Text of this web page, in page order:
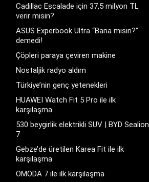
Cadillac Escalade için 37,5 milyon TL
verir misin?
ASUS Experbook Ultra “Bana mısın?”
demedi!
Çöpleri paraya çeviren makine
Nostaljik radyo aldım
Türkiye’nin genç yetenekleri
HUAWEI Watch Fit 5 Pro ile ilk
karşılaşma
530 beygirlik elektrikli SUV | BYD Sealion
7
Gebze’de üretilen Karea Fit ile ilk
karşılaşma
OMODA 7 ile ilk karşılaşma